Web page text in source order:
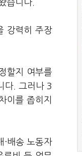
습니다.
강력히 주장
할지 여부를
다. 그러나 3
이를 좁히지
배송 노동자